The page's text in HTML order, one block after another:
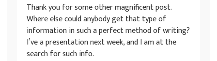
Thank you for some other magnificent post.
Where else could anybody get that type of
information in such a perfect method of writing?
I’ve a presentation next week, and I am at the
search for such info.